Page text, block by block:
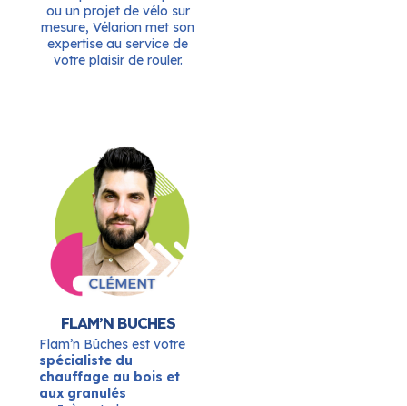
ou un projet de vélo sur
mesure, Vélarion met son
expertise au service de
votre plaisir de rouler.
FLAM’N BUCHES
Flam’n Bûches est votre
spécialiste du
chauffage au bois et
aux granulés